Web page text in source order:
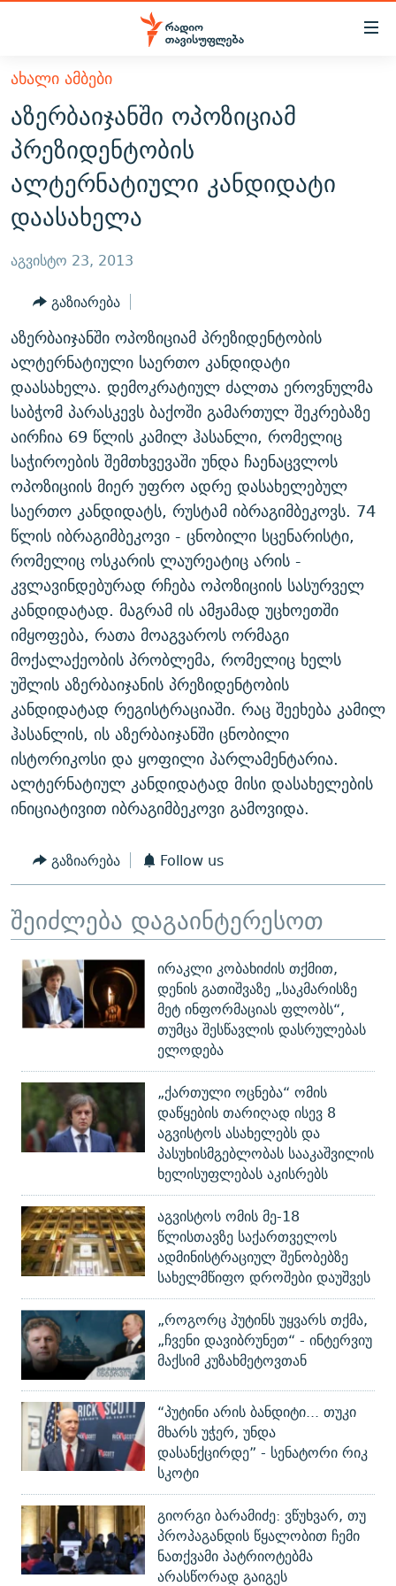
Accessibility
მთავარ
შინაარსზე
დაბრუნება
მთავარ
ნავიგაციაზე
დაბრუნება
ძიებაზე
დაბრუნება
ᲐᲮᲐᲚᲘ ᲐᲛᲑᲔᲑᲘ
ᲗᲔᲛᲔᲑᲘ
ᲞᲝᲚᲘᲢᲘᲙᲐ
ᲔᲙᲝᲜᲝᲛᲘᲙᲐ
ᲡᲐᲖᲝᲒᲐᲓᲝᲔᲑᲐ
ᲙᲣᲚᲢᲣᲠᲐ
ᲕᲘᲓᲔᲝ
ᲑᲚᲝᲒᲔᲑᲘ
ᲞᲝᲓᲙᲐᲡᲢᲔᲑᲘ
ᲐᲡᲐᲗᲘᲐᲜᲘᲡ ᲙᲣᲗᲮᲔ
60 ᲓᲔᲪᲘᲑᲔᲚᲘ
ᲒᲐᲜᲙᲘᲗᲮᲕᲘᲡ ᲓᲦᲔ
ᲓᲘᲚᲘᲡ ᲡᲐᲣᲑᲠᲔᲑᲘ
ᲛᲝᲚᲐᲞᲐᲠᲐᲙᲔ ᲢᲔᲥᲡᲢᲔᲑᲘ
ᲨᲘᲜ - ᲣᲪᲮᲝᲔᲗᲨᲘ
ᲚᲘᲢᲔᲠᲐᲢᲣᲠᲣᲚᲘ ᲬᲐᲮᲜᲐᲒᲔᲑᲘ
ᲐᲛᲔᲠᲘᲙᲣᲚᲘ ᲛᲝᲗᲮᲠᲝᲑᲐ
ᲘᲛᲞᲔᲠᲘᲐ ᲓᲐ ᲠᲐᲓᲘᲝ
ᲒᲐᲓᲐᲪᲔᲛᲔᲑᲘ
ᲤᲔᲜᲝᲕᲐᲜᲘ - 2.10
ᲞᲠᲝᲔᲥᲢᲔᲑᲘ
ᲣᲙᲠᲐᲘᲜᲐᲨᲘ ᲓᲐᲦᲣᲞᲣᲚᲘ ᲥᲐᲠᲗᲕᲔᲚᲘ ᲛᲔᲑᲠᲫᲝᲚᲔᲑᲘ - 2022
ᲓᲐᲛᲝᲣᲙᲘᲓᲔᲑᲚᲝᲑᲘᲡ 100 ᲬᲔᲚᲘ
ᲩᲔᲛᲘ ᲡᲘᲙᲕᲓᲘᲚᲘᲡ ᲛᲘᲖᲔᲖᲘᲐ COVID-19
11 ᲬᲔᲚᲘ - 11 ᲐᲛᲑᲐᲕᲘ
ᲡᲐᲞᲐᲠᲚᲐᲛᲔᲜᲢᲝ ᲐᲠᲩᲔᲕᲜᲔᲑᲘᲡ ᲘᲡᲢᲝᲠᲘᲐ
ᲑᲐᲕᲨᲕᲔᲑᲘ ᲞᲠᲝᲡᲢᲘᲢᲣᲪᲘᲐᲨᲘ - ᲐᲛᲝᲣᲗᲥᲛᲔᲚᲘ ᲐᲛᲑᲐᲕᲘ
5 ᲐᲛᲑᲐᲕᲘ - 20 ᲘᲕᲜᲘᲡᲡ ᲓᲐᲨᲐᲕᲔᲑᲣᲚᲔᲑᲘ
ᲐᲒᲕᲘᲡᲢᲝᲡ ᲝᲛᲘ
ПРИВЕТ ᲙᲣᲚᲢᲣᲠᲐ
ЭХО КАВКАЗА
ᲒᲐᲛᲝᲘᲬᲔᲠᲔ
რთე/რთ-ის ყველა საიტი
ᲐᲮᲐᲚᲘ ᲐᲛᲑᲔᲑᲘ
აზერბაიჯანში ოპოზიციამ
პრეზიდენტობის
ალტერნატიული კანდიდატი
დაასახელა
აგვისტო 23, 2013
გაზიარება
აზერბაიჯანში ოპოზიციამ პრეზიდენტობის
ალტერნატიული საერთო კანდიდატი
დაასახელა. დემოკრატიულ ძალთა ეროვნულმა
საბჭომ პარასკევს ბაქოში გამართულ შეკრებაზე
აირჩია 69 წლის კამილ ჰასანლი, რომელიც
საჭიროების შემთხვევაში უნდა ჩაენაცვლოს
ოპოზიციის მიერ უფრო ადრე დასახელებულ
საერთო კანდიდატს, რუსტამ იბრაგიმბეკოვს. 74
წლის იბრაგიმბეკოვი - ცნობილი სცენარისტი,
რომელიც ოსკარის ლაურეატიც არის -
კვლავინდებურად რჩება ოპოზიციის სასურველ
კანდიდატად. მაგრამ ის ამჟამად უცხოეთში
იმყოფება, რათა მოაგვაროს ორმაგი
მოქალაქეობის პრობლემა, რომელიც ხელს
უშლის აზერბაიჯანის პრეზიდენტობის
კანდიდატად რეგისტრაციაში. რაც შეეხება კამილ
ჰასანლის, ის აზერბაიჯანში ცნობილი
ისტორიკოსი და ყოფილი პარლამენტარია.
ალტერნატიულ კანდიდატად მისი დასახელების
ინიციატივით იბრაგიმბეკოვი გამოვიდა.
გაზიარება Follow us
შეიძლება დაგაინტერესოთ
ირაკლი კობახიძის თქმით,
დენის გათიშვაზე „საკმარისზე
მეტ ინფორმაციას ფლობს“,
თუმცა შესწავლის დასრულებას
ელოდება
„ქართული ოცნება“ ომის
დაწყების თარიღად ისევ 8
აგვისტოს ასახელებს და
პასუხისმგებლობას სააკაშვილის
ხელისუფლებას აკისრებს
აგვისტოს ომის მე-18
წლისთავზე საქართველოს
ადმინისტრაციულ შენობებზე
სახელმწიფო დროშები დაუშვეს
„როგორც პუტინს უყვარს თქმა,
„ჩვენი დავიბრუნეთ“ - ინტერვიუ
მაქსიმ კუზახმეტოვთან
“პუტინი არის ბანდიტი... თუკი
მხარს უჭერ, უნდა
დასანქცირდე” - სენატორი რიკ
სკოტი
გიორგი ბარამიძე: ვწუხვარ, თუ
პროპაგანდის წყალობით ჩემი
ნათქვამი პატრიოტებმა
არასწორად გაიგეს